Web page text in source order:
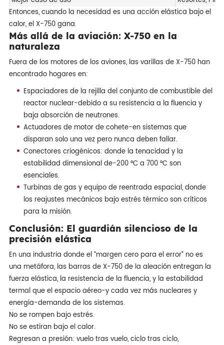
Entonces, cuando la necesidad es una acción elástica bajo el
calor, el X-750 gana.
Más allá de la aviación: X-750 en la
naturaleza
Fuera de los motores de los aviones, las varillas de X-750 han
encontrado hogares en:
Espaciadores de la rejilla del conjunto de combustible del
reactor nuclear-debido a su resistencia a la fluencia y
baja absorción de neutrones.
Actuadores de motor de cohete-en sistemas que
disparan solo una vez pero nunca deben fallar.
Conectores criogénicos: donde la tenacidad y la
estabilidad dimensional de-200 °C a 700 °C son
esenciales.
Turbinas de gas y equipo de reentrada espacial, donde
los reajustes mecánicos bajo estrés térmico son críticos
para la misión.
Conclusión: El guardián silencioso de la
precisión elástica
En una industria donde el “margen cero para el error” no es
una metáfora, las barras de X-750 de la aleación entregan la
fuerza elástica, la resistencia de la fluencia, y la estabilidad
termal que el espacio aéreo-y cada vez más nucleares y
energía-demanda de los sistemas.
No se rompen bajo estrés.
No se estiran bajo el calor.
Regresan a presión: vuelo tras vuelo, ciclo tras ciclo,